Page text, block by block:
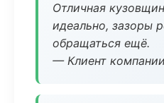
Отличная
идеально, зазоры
обращаться ещё.
— Клиент компании